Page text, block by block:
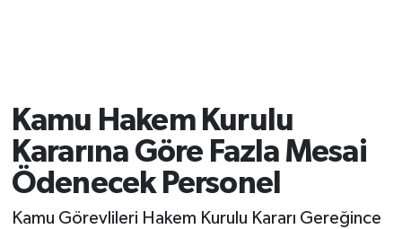
Kamu Hakem Kurulu
Kararına Göre Fazla Mesai
Ödenecek Personel
Kamu Görevlileri Hakem Kurulu Kararı Gereğince